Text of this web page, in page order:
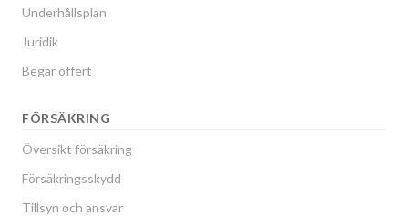
Underhållsplan
Juridik
Begär offert
FÖRSÄKRING
Översikt försäkring
Försäkringsskydd
Tillsyn och ansvar